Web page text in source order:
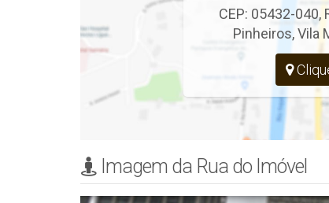
CEP: 05432-040,
Pinheiros,Vila
Imagem da Rua do Imóvel